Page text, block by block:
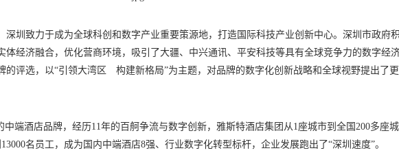
深圳致力于成为全球科创和数字产业重要策源地，打造国际科技产业创新中心。深圳市政府
体经济融合，优化营商环境，吸引了大疆、中兴通讯、平安科技等具有全球竞争力的数字经
的评选，以“引领大湾区 构建新格局”为主题，对品牌的数字化创新战略和全球视野提出了
中端酒店品牌，经历11年的百舸争流与数字创新，雅斯特酒店集团从1座城市到全国200多座城
名员工，成为国内中端酒店8强、行业数字化转型标杆，企业发展跑出了“深圳速度”。